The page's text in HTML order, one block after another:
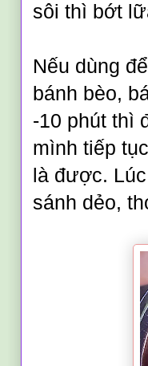
sôi thì bớt
Nếu dùng
bánh bèo,
-10 phút thì
mình tiếp
là được.
sánh dẻo,